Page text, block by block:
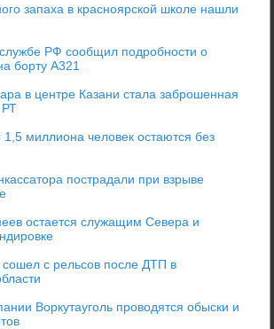
запаха в красноярской школе нашли
РФ сообщил подробности о
борту А321
в центре Казани стала заброшенная
1,5 миллиона человек остаются без
пострадали при взрыве
остается служащим Севера и
сошел с рельсов после ДТП в
Воркутауголь проводятся обыски и